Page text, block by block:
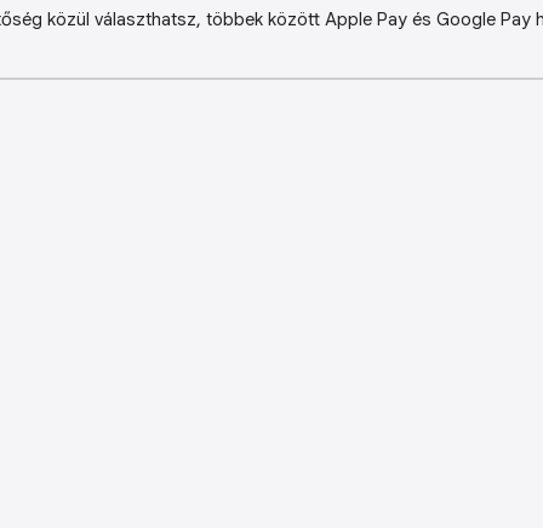
közül választhatsz, többek között Apple Pay és Google Pay